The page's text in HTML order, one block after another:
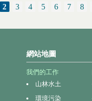
2 3 4 5 6 7 8
網站地圖
我們的工作
山林水土
環境污染